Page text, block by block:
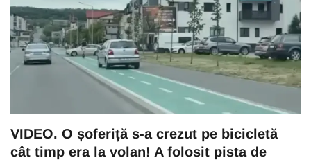
VIDEO. O șoferiță s-a crezut pe bicicletă
cât timp era la volan! A folosit pista de